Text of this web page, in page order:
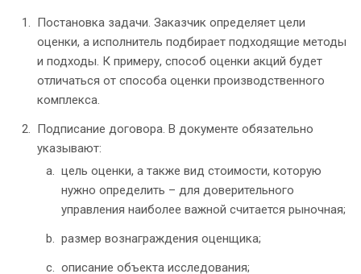
Постановка задачи. Заказчик определяет цели
оценки, а исполнитель подбирает подходящие методы
и подходы. К примеру, способ оценки акций будет
отличаться от способа оценки производственного
комплекса.
Подписание договора. В документе обязательно
указывают:
цель оценки, а также вид стоимости, которую
нужно определить – для доверительного
управления наиболее важной считается рыночная;
размер вознаграждения оценщика;
описание объекта исследования;